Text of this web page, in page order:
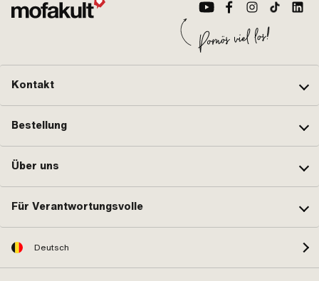
Kontakt
Bestellung
Über uns
Für Verantwortungsvolle
Deutsch